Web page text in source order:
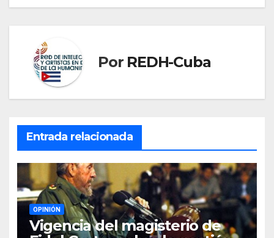
Por REDH-Cuba
Entrada relacionada
OPINIÓN
Vigencia del magisterio de